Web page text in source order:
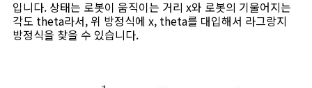
입니다. 상태는 로봇이 움직이는 거리 x와 로봇의 기울어지는
각도 theta라서, 위 방정식에 x, theta를 대입해서 라그랑지
방정식을 찾을 수 있습니다.